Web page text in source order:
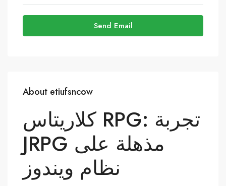
Send Email
About etiufsncow
كلاريتاس RPG: تجربة
JRPG مذهلة على
نظام ويندوز